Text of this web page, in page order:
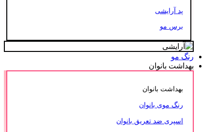
پد آرایشی
برس مو
رنگ مو
بهداشت بانوان
بهداشت بانوان
رنگ موی بانوان
اسپری ضد تعریق بانوان